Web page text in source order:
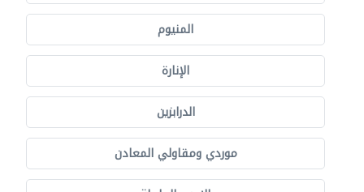
المنيوم
الإنارة
الدرابزين
موردي ومقاولي المعادن